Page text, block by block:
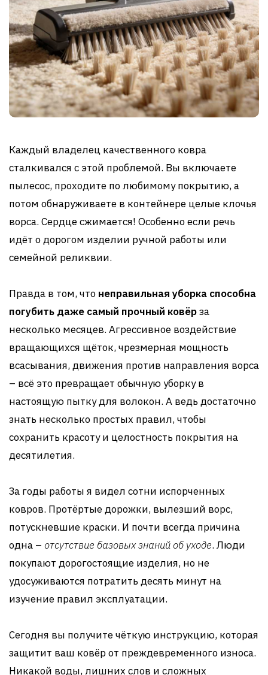
Каждый владелец качественного ковра
сталкивался с этой проблемой. Вы включаете
пылесос, проходите по любимому покрытию, а
потом обнаруживаете в контейнере целые клочья
ворса. Сердце сжимается! Особенно если речь
идёт о дорогом изделии ручной работы или
семейной реликвии.
Правда в том, что неправильная уборка способна
погубить даже самый прочный ковёрза
несколько месяцев. Агрессивное воздействие
вращающихся щёток, чрезмерная мощность
всасывания, движения против направления ворса
– всё это превращает обычную уборку в
настоящую пытку для волокон. А ведь достаточно
знать несколько простых правил, чтобы
сохранить красоту и целостность покрытия на
десятилетия.
За годы работы я видел сотни испорченных
ковров. Протёртые дорожки, вылезший ворс,
потускневшие краски. И почти всегда причина
одна – отсутствие базовых знаний об уходе. Люди
покупают дорогостоящие изделия, но не
удосуживаются потратить десять минут на
изучение правил эксплуатации.
Сегодня вы получите чёткую инструкцию, которая
защитит ваш ковёр от преждевременного износа.
Никакой воды, лишних слов и сложных